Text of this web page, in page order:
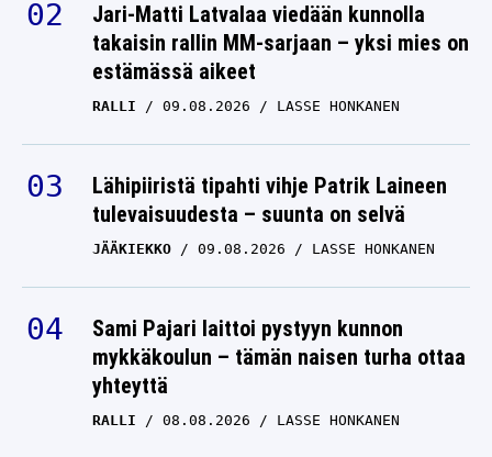
Jari-Matti Latvalaa viedään kunnolla
takaisin rallin MM-sarjaan – yksi mies on
estämässä aikeet
RALLI 09.08.2026 LASSE HONKANEN
Lähipiiristä tipahti vihje Patrik Laineen
tulevaisuudesta – suunta on selvä
JÄÄKIEKKO 09.08.2026 LASSE HONKANEN
Sami Pajari laittoi pystyyn kunnon
mykkäkoulun – tämän naisen turha ottaa
yhteyttä
RALLI 08.08.2026 LASSE HONKANEN